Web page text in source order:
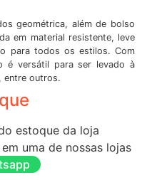
geométrica, além de bolso
em material resistente, leve
para todos os estilos. Com
é versátil para ser levado à
entre outros.
estoque da loja
uma de nossas lojas